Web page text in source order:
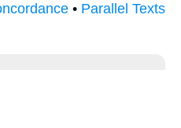
• Parallel Texts